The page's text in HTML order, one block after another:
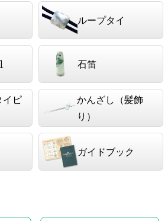
ループタイ
石笛
イピ
かんざし（髪飾
り）
ガイドブック